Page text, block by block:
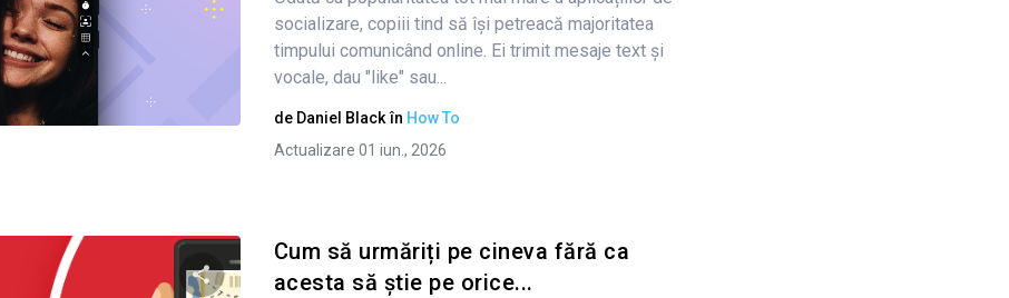
Condividi questo articolo
socializare, copiii tind să își petreacă majoritatea
timpului comunicând online. Ei trimit mesaje text și
vocale, dau "like" sau...
de Daniel Black în How To
Actualizare 01 iun., 2026
Cum să urmăriți pe cineva fără ca
acesta să știe pe orice...